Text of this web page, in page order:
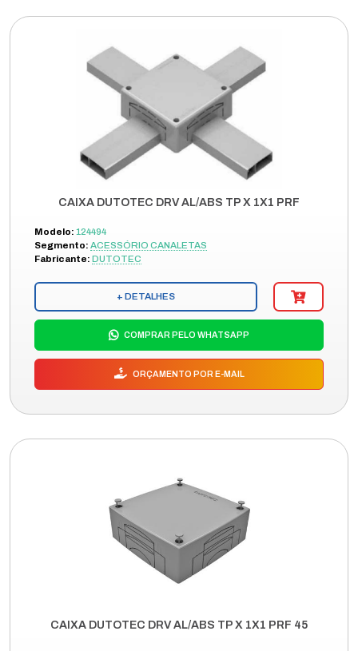
CAIXA DUTOTEC DRV AL/ABS TP X 1X1 PRF
Modelo: 124494
Segmento: ACESSÓRIO CANALETAS
Fabricante: DUTOTEC
+ DETALHES
COMPRAR PELO WHATSAPP
ORÇAMENTO POR E-MAIL
CAIXA DUTOTEC DRV AL/ABS TP X 1X1 PRF 45